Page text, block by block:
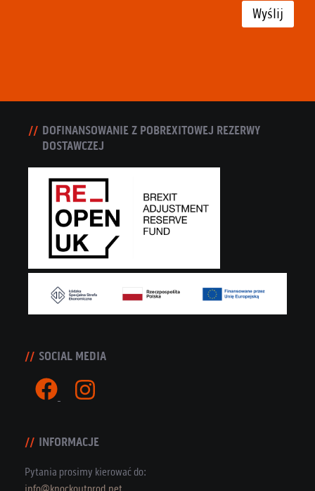
Wyślij
DOFINANSOWANIE Z POBREXITOWEJ REZERWY
DOSTAWCZEJ
SOCIAL MEDIA
INFORMACJE
Pytania prosimy kierować do: